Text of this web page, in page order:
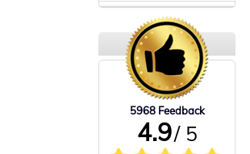
5968 Feedback
4.9/ 5